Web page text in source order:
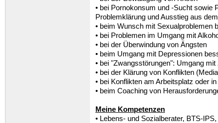
• bei Pornokonsum und -Sucht sowie
Problemklärung und Ausstieg aus
• beim Wunsch mit Sexualproblemen
• bei Problemen im Umgang mit
• bei der Überwindung von Ängsten
• beim Umgang mit Depressionen
• bei "Zwangsstörungen": Umgang
• bei der Klärung von Konflikten
• bei Konflikten am Arbeitsplatz oder
• beim Coaching von
Meine Kompetenzen
• Lebens- und Sozialberater, BTS-